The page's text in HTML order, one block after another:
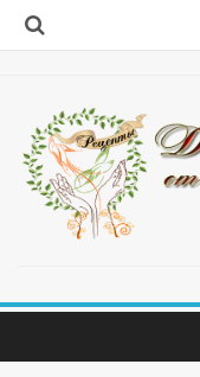
Вторые блюда
Салаты
Салаты из капусты
Блины и оладушки